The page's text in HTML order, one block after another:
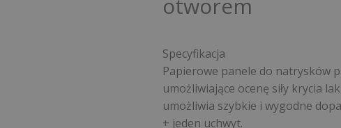
otworem
Specyfikacja
Papierowe panele do natrysków
umożliwiające ocenę siły krycia
umożliwia szybkie i wygodne
+ jeden uchwyt.